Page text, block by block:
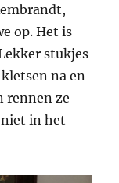
op. Het is
stukjes
na en
rennen ze
niet in het